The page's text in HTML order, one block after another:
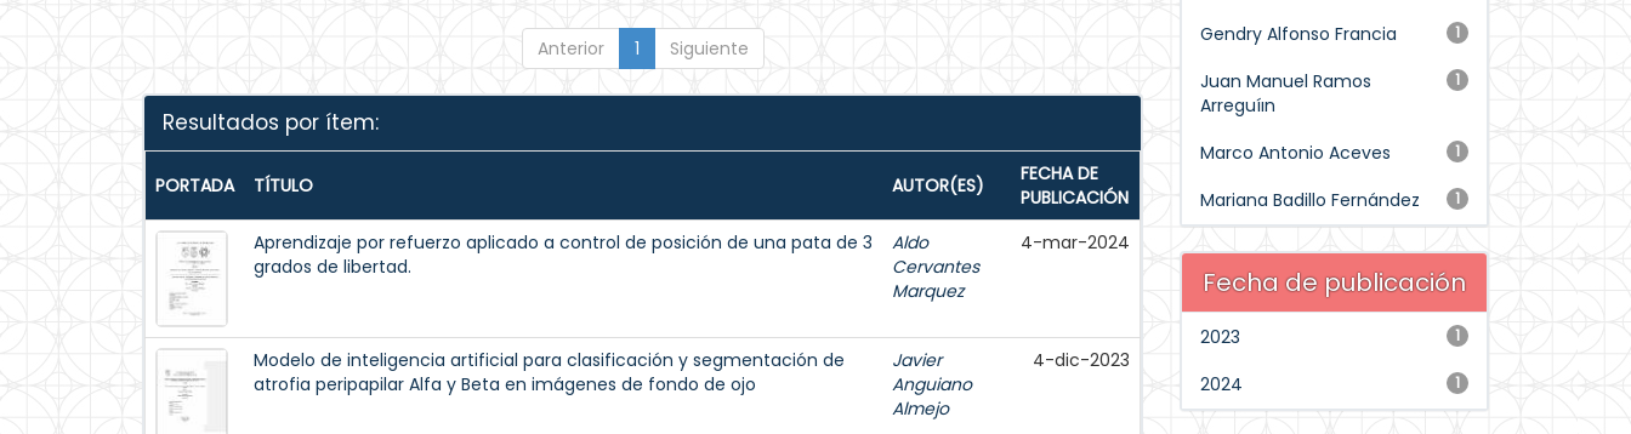
Anterior 1 Siguiente
Resultados por ítem:
PORTADA TÍTULO AUTOR(ES)
FECHA DE
PUBLICACIÓN
Aprendizaje por refuerzo aplicado a control de posición de una pata de 3
grados de libertad.
Aldo
Cervantes
Marquez
4-mar-2024
Modelo de inteligencia artificial para clasificación y segmentación de
atrofia peripapilar Alfa y Beta en imágenes de fondo de ojo
Javier
Anguiano
Almejo
4-dic-2023
1
Gendry Alfonso Francia
1
Juan Manuel Ramos
Arreguíın
1
Marco Antonio Aceves
1
Mariana Badillo Fernández
Fecha de publicación
1
2023
1
2024